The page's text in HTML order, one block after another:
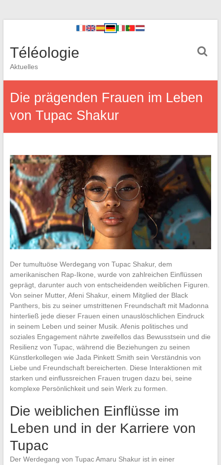
Téléologie
Aktuelles
Die prägenden Frauen im Leben
von Tupac Shakur
Der tumultuöse Werdegang von Tupac Shakur, dem
amerikanischen Rap-Ikone, wurde von zahlreichen Einflüssen
geprägt, darunter auch von entscheidenden weiblichen Figuren.
Von seiner Mutter, Afeni Shakur, einem Mitglied der Black
Panthers, bis zu seiner umstrittenen Freundschaft mit Madonna
hinterließ jede dieser Frauen einen unauslöschlichen Eindruck
in seinem Leben und seiner Musik. Afenis politisches und
soziales Engagement nährte zweifellos das Bewusstsein und die
Resilienz von Tupac, während die Beziehungen zu seinen
Künstlerkollegen wie Jada Pinkett Smith sein Verständnis von
Liebe und Freundschaft bereicherten. Diese Interaktionen mit
starken und einflussreichen Frauen trugen dazu bei, seine
komplexe Persönlichkeit und sein Werk zu formen.
Die weiblichen Einflüsse im
Leben und in der Karriere von
Tupac
Der Werdegang von Tupac Amaru Shakur ist in einer